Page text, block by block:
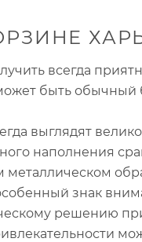
всегда
быть обычный
выглядят
наполнения
знак
решению